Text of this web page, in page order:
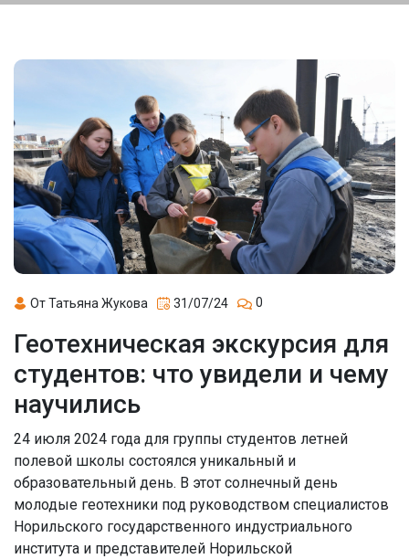
От Татьяна Жукова 31/07/24 0
Геотехническая экскурсия для
студентов: что увидели и чему
научились
24 июля 2024 года для группы студентов летней
полевой школы состоялся уникальный и
образовательный день. В этот солнечный день
молодые геотехники под руководством специалистов
Норильского государственного индустриального
института и представителей Норильской